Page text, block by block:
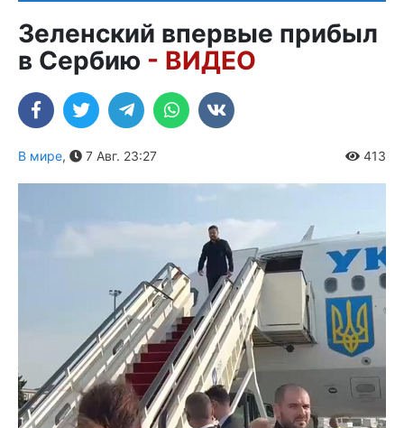
Зеленский впервые прибыл
в Сербию - ВИДЕО
В мире, 7 Авг. 23:27 413